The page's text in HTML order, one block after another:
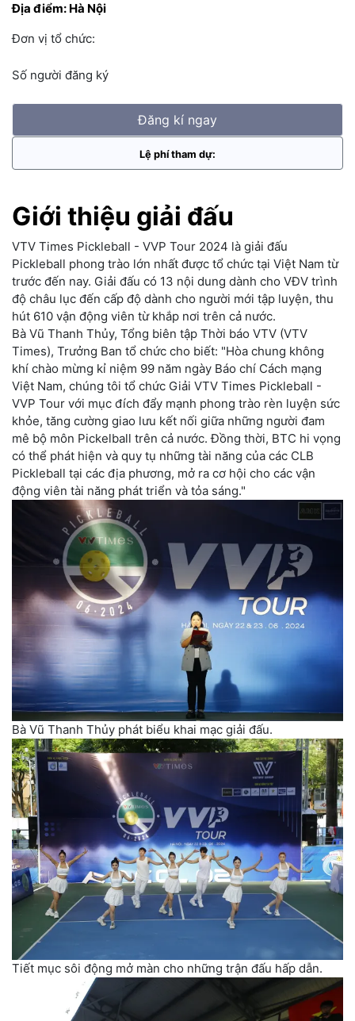
Địa điểm: Hà Nội
Đơn vị tổ chức:
Số người đăng ký
Đăng kí ngay
Lệ phí tham dự:
Giới thiệu giải đấu
VTV Times Pickleball - VVP Tour 2024 là giải đấu
Pickleball phong trào lớn nhất được tổ chức tại Việt Nam từ
trước đến nay. Giải đấu có 13 nội dung dành cho VĐV trình
độ châu lục đến cấp độ dành cho người mới tập luyện, thu
hút 610 vận động viên từ khắp nơi trên cả nước.
Bà Vũ Thanh Thủy, Tổng biên tập Thời báo VTV (VTV
Times), Trưởng Ban tổ chức cho biết: "Hòa chung không
khí chào mừng kỉ niệm 99 năm ngày Báo chí Cách mạng
Việt Nam, chúng tôi tổ chức Giải VTV Times Pickleball -
VVP Tour với mục đích đẩy mạnh phong trào rèn luyện sức
khỏe, tăng cường giao lưu kết nối giữa những người đam
mê bộ môn Pickelball trên cả nước. Đồng thời, BTC hi vọng
có thể phát hiện và quy tụ những tài năng của các CLB
Pickleball tại các địa phương, mở ra cơ hội cho các vận
động viên tài năng phát triển và tỏa sáng."
Bà Vũ Thanh Thủy phát biểu khai mạc giải đấu.
Tiết mục sôi động mở màn cho những trận đấu hấp dẫn.